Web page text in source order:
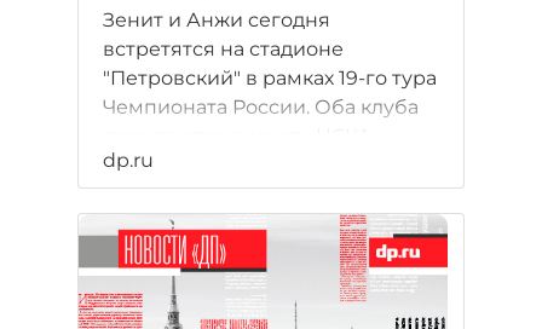
Зенит и Анжи сегодня
встретятся на стадионе
"Петровский" в рамках 19-го тура
Чемпионата России. Оба клуба
лидера чемпионата России по
футболу 2012–2013 и уйти на
перерыв на втором месте
турнирной таблицы. Команды
признают силу соперников и
готовятся к непростой игре.
dp.ru